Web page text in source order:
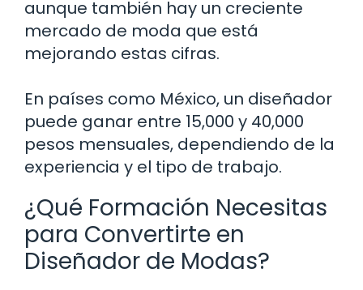
aunque también hay un creciente
mercado de moda que está
mejorando estas cifras.
En países como México, un diseñador
puede ganar entre 15,000 y 40,000
pesos mensuales, dependiendo de la
experiencia y el tipo de trabajo.
¿Qué Formación Necesitas
para Convertirte en
Diseñador de Modas?